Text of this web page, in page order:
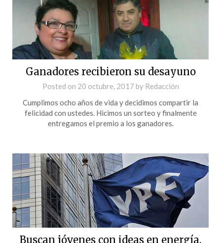
Ganadores recibieron su desayuno
Posted on 20 octubre, 2017 by Redacción
Cumplimos ocho años de vida y decidimos compartir la
felicidad con ustedes. Hicimos un sorteo y finalmente
entregamos el premio a los ganadores.
Buscan jóvenes con ideas en energía,